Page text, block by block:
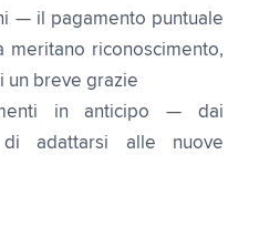
— il pagamento puntuale
riconoscimento,
un breve grazie
in anticipo — dai
adattarsi alle nuove